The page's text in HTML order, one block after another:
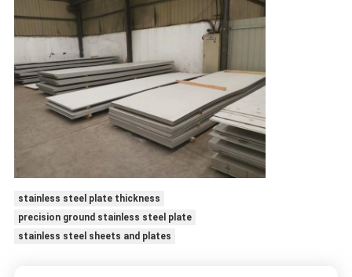
stainless steel plate thickness
precision ground stainless steel plate
stainless steel sheets and plates